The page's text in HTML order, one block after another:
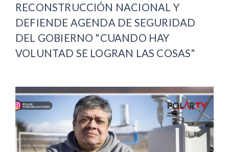
RECONSTRUCCIÓN NACIONAL Y
DEFIENDE AGENDA DE SEGURIDAD
DEL GOBIERNO "CUANDO HAY
VOLUNTAD SE LOGRAN LAS COSAS"